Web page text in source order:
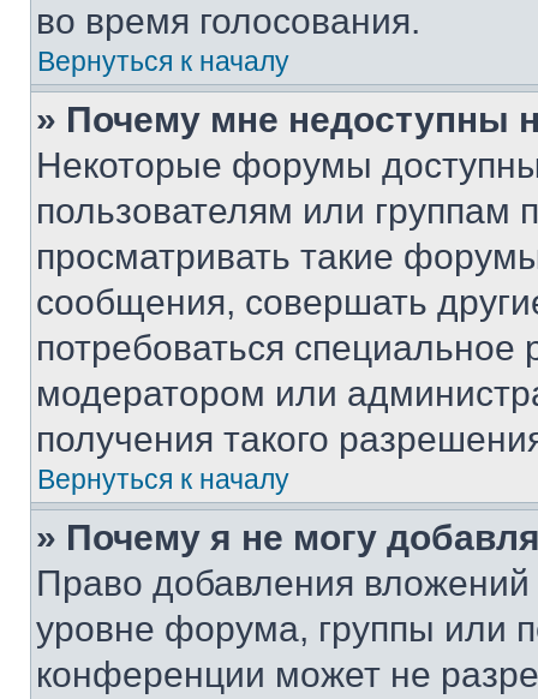
во время голосования.
Вернуться к началу
» Почему мне недоступны
Некоторые форумы
пользователям или группам
просматривать такие
сообщения, совершать
потребоваться
модератором или
получения такого
Вернуться к началу
» Почему я не могу
Право добавления
уровне форума, группы или
конференции может не